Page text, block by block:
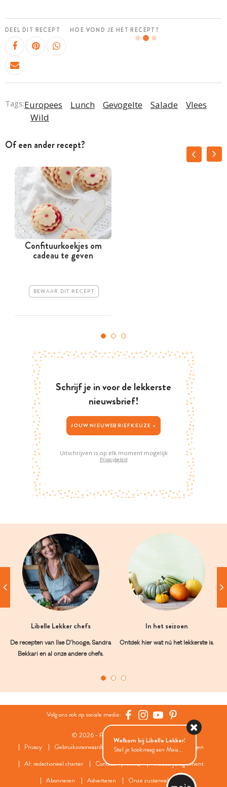
DEEL DIT RECEPT HOE VOND JE HET RECEPT?
Tags:Europees Lunch Gevogelte Salade
Vlees
Wild
Of een ander recept?
Confituurkoekjes om
cadeau te geven
BEWAAR DIT RECEPT
Schrijf je in voor de lekkerste
nieuwsbrief!
JOUW NIEUWSBRIEFKEUZE >
Uitschrijven is op elk moment mogelijk
Privacybeleid
Libelle Lekker chefs
De recepten van Ilse D’hooge, Sandra
Bekkari en al onze andere chefs.
In het seizoen
Ontdek hier wat nú het lekkerste is.
Volg ons ook op sociale media:
© 2026 - Roularta Media Group
Privacy
Gebruiksvoorwaarden Cookies
Cookies instellingen
AI: redactioneel charter
Contact FAQ
Wedstrijdreglement
Abonneren
Adverteren Onze zusterwebsites
Welkom bij Libelle Lekker!
Stel je kookvraag aan Maia...